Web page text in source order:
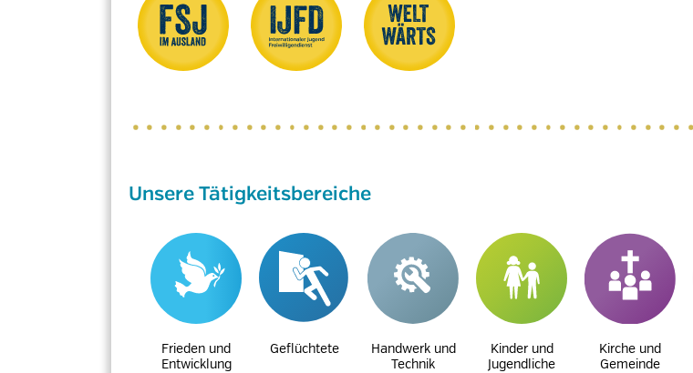
Unsere Tätigkeitsbereiche
Frieden und
Entwicklung
Geflüchtete
Handwerk und
Technik
Kinder und
Jugendliche
Kirche und
Gemeinde